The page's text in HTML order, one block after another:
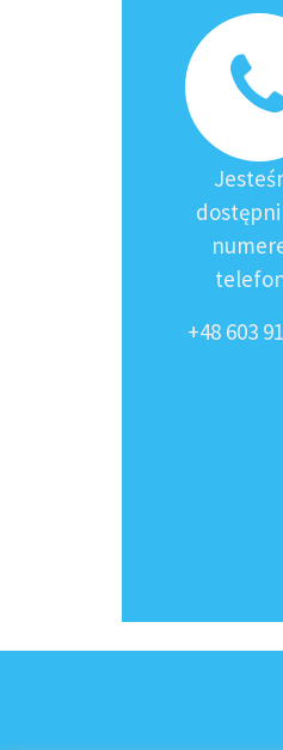
+48 603